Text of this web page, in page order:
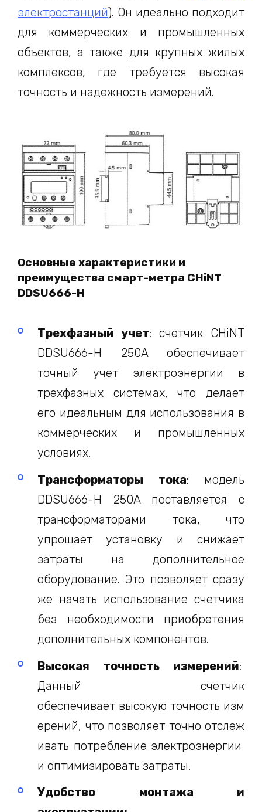
электростанций). Он идеально подходит
для коммерческих и промышленных
объектов, а также для крупных жилых
комплексов, где требуется высокая
точность и надежность измерений.
Основные характеристики и
преимущества смарт-метра CHiNT
DDSU666-H
Трехфазный учет: счетчик CHiNT
DDSU666-H 250A обеспечивает
точный учет электроэнергии в
трехфазных системах, что делает
его идеальным для использования в
коммерческих и промышленных
условиях.
Трансформаторы тока: модель
DDSU666-H 250A поставляется с
трансформаторами тока, что
упрощает установку и снижает
затраты на дополнительное
оборудование. Это позволяет сразу
же начать использование счетчика
без необходимости приобретения
дополнительных компонентов.
Высокая точность измерений:
Данный счетчик
обеспечивает высокую точность изм
ерений, что позволяет точно отслеж
ивать потребление электроэнергии
и оптимизировать затраты.
Удобство монтажа и